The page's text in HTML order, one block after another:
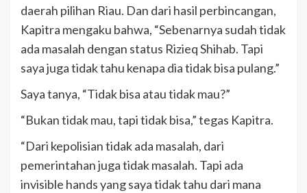
daerah pilihan Riau. Dan dari hasil perbincangan,
Kapitra mengaku bahwa, “Sebenarnya sudah tidak
ada masalah dengan status Rizieq Shihab. Tapi
saya juga tidak tahu kenapa dia tidak bisa pulang.”
Saya tanya, “Tidak bisa atau tidak mau?”
“Bukan tidak mau, tapi tidak bisa,” tegas Kapitra.
“Dari kepolisian tidak ada masalah, dari
pemerintahan juga tidak masalah. Tapi ada
invisible hands yang saya tidak tahu dari mana